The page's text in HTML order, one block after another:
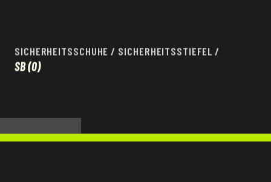
SICHERHEITSSCHUHE / SICHERHEITSSTIEFEL /
SB(0)